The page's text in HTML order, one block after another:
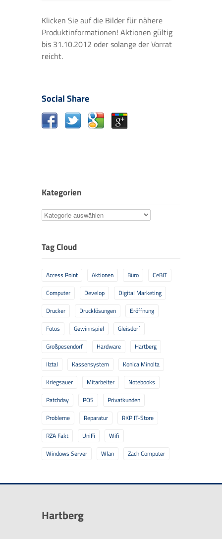
Klicken Sie auf die Bilder für nähere
Produktinformationen! Aktionen gültig
bis 31.10.2012 oder solange der Vorrat
reicht.
Social Share
Kategorien
Kategorien
Tag Cloud
Access Point Aktionen Büro
CeBIT
Computer
Develop
Digital Marketing
Drucker
Drucklösungen
Eröffnung
Fotos
Gewinnspiel
Gleisdorf
Großpesendorf
Hardware
Hartberg
Ilztal
Kassensystem
Konica Minolta
Kriegsauer
Mitarbeiter
Notebooks
Patchday
POS
Privatkunden
Probleme
Reparatur
RKP IT-Store
RZA Fakt
UniFi
Wifi
Windows Server
Wlan Zach Computer
Hartberg